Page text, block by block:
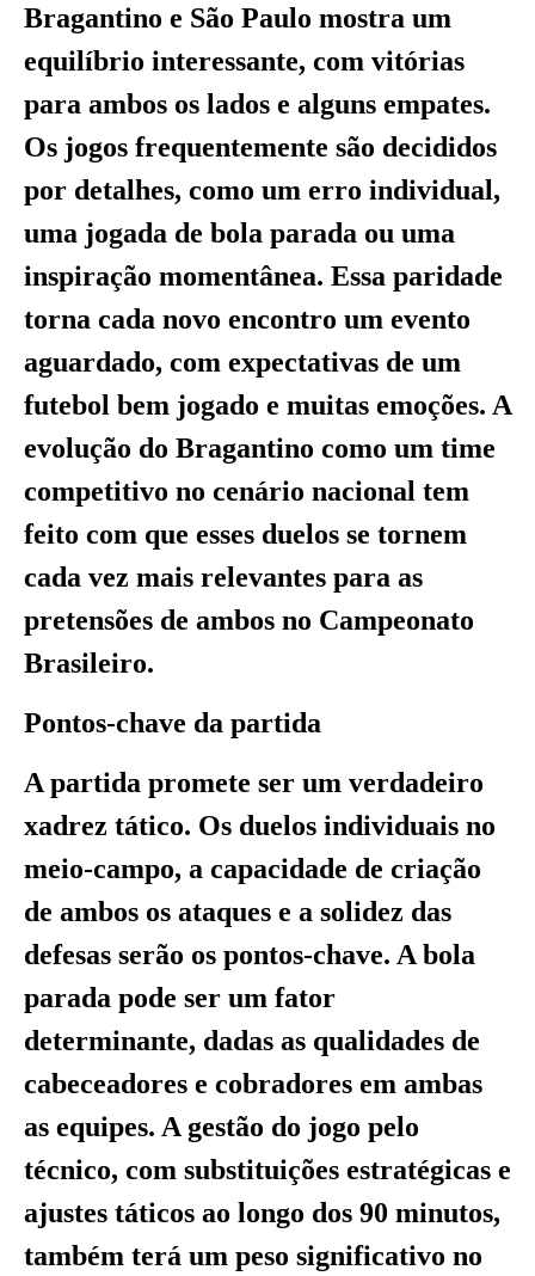
Bragantino e São Paulo mostra um
equilíbrio interessante, com vitórias
para ambos os lados e alguns empates.
Os jogos frequentemente são decididos
por detalhes, como um erro individual,
uma jogada de bola parada ou uma
inspiração momentânea. Essa paridade
torna cada novo encontro um evento
aguardado, com expectativas de um
futebol bem jogado e muitas emoções. A
evolução do Bragantino como um time
competitivo no cenário nacional tem
feito com que esses duelos se tornem
cada vez mais relevantes para as
pretensões de ambos no Campeonato
Brasileiro.
Pontos-chave da partida
A partida promete ser um verdadeiro
xadrez tático. Os duelos individuais no
meio-campo, a capacidade de criação
de ambos os ataques e a solidez das
defesas serão os pontos-chave. A bola
parada pode ser um fator
determinante, dadas as qualidades de
cabeceadores e cobradores em ambas
as equipes. A gestão do jogo pelo
técnico, com substituições estratégicas e
ajustes táticos ao longo dos 90 minutos,
também terá um peso significativo no